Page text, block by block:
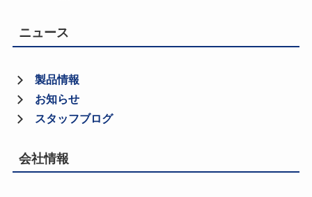
ニュース
製品情報
お知らせ
スタッフブログ
会社情報